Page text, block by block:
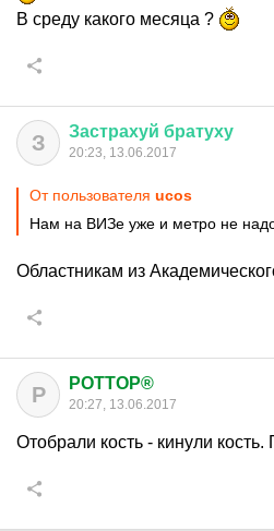
В среду какого месяца ?
З Застрахуй братуху
20:23, 13.06.2017
От пользователя ucos
Нам на ВИЗе уже и метро не
Областникам из
P POTTOP®
20:27, 13.06.2017
Отобрали кость - кинули кость.